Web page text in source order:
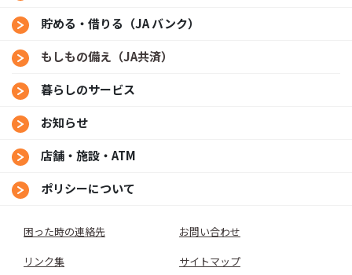
貯める・借りる（JA バンク）
もしもの備え（JA共済）
暮らしのサービス
お知らせ
店舗・施設・ATM
ポリシーについて
困った時の連絡先
お問い合わせ
リンク集
サイトマップ